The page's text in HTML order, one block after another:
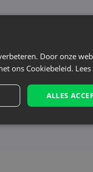
van het
spam. Blijf
Door onze
ons Cookiebeleid.
ALLES